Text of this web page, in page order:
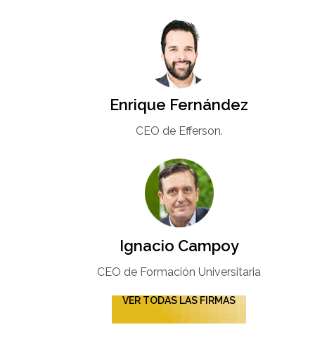
Enrique Fernández
CEO de Efferson.
Ignacio Campoy​
CEO de Formación Universitaria​
VER TODAS LAS FIRMAS